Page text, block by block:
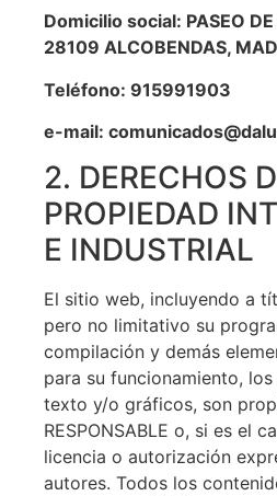
Domicilio social: PASEO
28109 ALCOBENDAS,
Teléfono: 915991903
e-mail:
2. DERECHOS
PROPIEDAD
E INDUSTRIAL
El sitio web, incluyendo a
pero no limitativo su
compilación y demás
para su funcionamiento,
texto y/o gráficos, son
RESPONSABLE o, si es el
licencia o autorización
autores. Todos los